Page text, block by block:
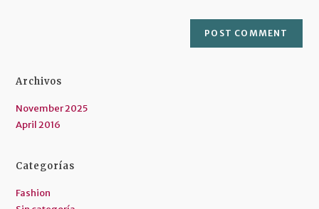
Archivos
November 2025
April 2016
Categorías
Fashion